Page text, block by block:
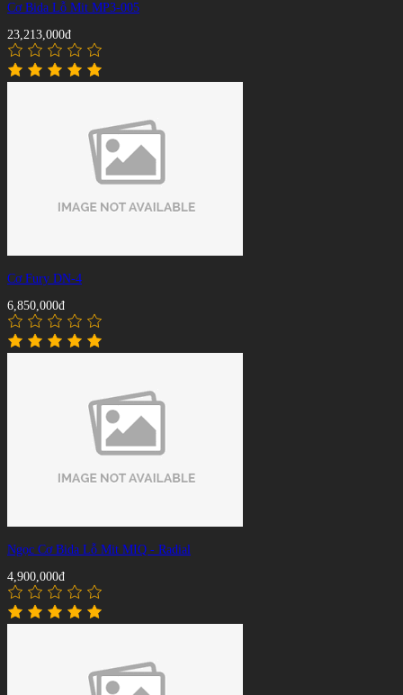
Cơ Bida Lỗ Mit MP3-005
23,213,000đ
Cơ Fury DN-4
6,850,000đ
Ngọc Cơ Bida Lỗ Mit MIQ - Radial
4,900,000đ